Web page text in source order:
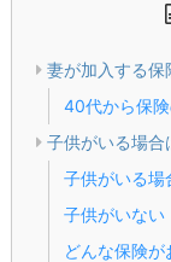
妻が加入する保
40代から保
子供がいる場合
子供がいる場
子供がいない
どんな保険が